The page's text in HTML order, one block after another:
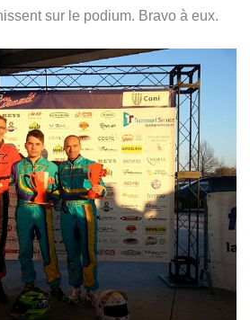
sur le podium. Bravo à eux.